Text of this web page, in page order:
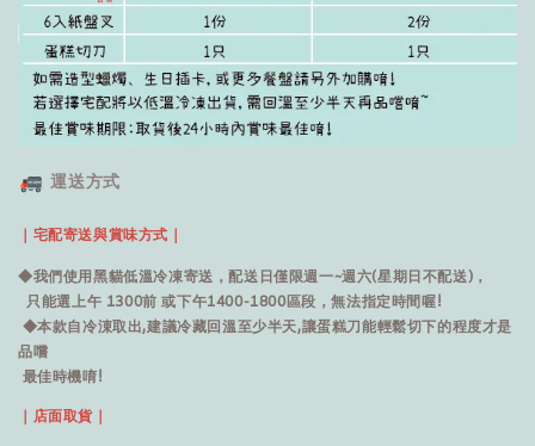
運送方式
｜宅配寄送與賞味方式｜
◆我們使用黑貓低溫冷凍寄送，配送日僅限週一~週六(星期日不配送)，
只能選上午 1300前 或下午1400-1800區段，無法指定時間喔!
◆本款自冷涷取出,建議冷藏回溫至少半天,讓蛋糕刀能輕鬆切下的程度才是
品嚐
最佳時機唷!
｜店面取貨｜